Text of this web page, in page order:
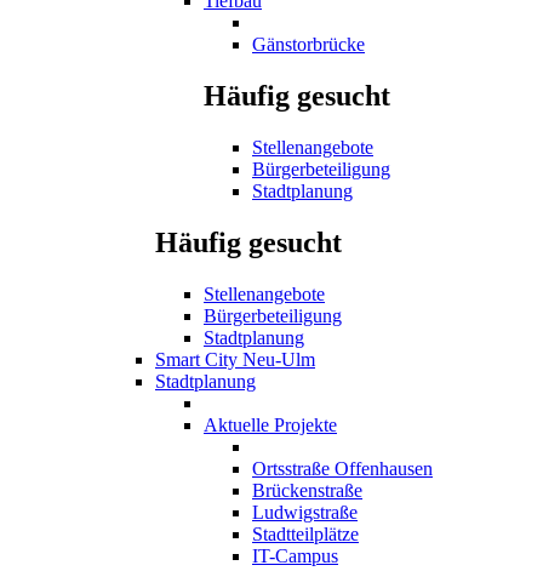
Gänstorbrücke
Häufig gesucht
Stellenangebote
Bürgerbeteiligung
Stadtplanung
Häufig gesucht
Stellenangebote
Bürgerbeteiligung
Stadtplanung
Smart City Neu-Ulm
Stadtplanung
Aktuelle Projekte
Ortsstraße Offenhausen
Brückenstraße
Ludwigstraße
Stadtteilplätze
IT-Campus